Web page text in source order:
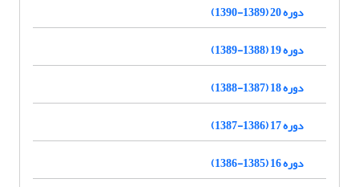
دوره 20 (1389-1390)
دوره 19 (1388-1389)
دوره 18 (1387-1388)
دوره 17 (1386-1387)
دوره 16 (1385-1386)